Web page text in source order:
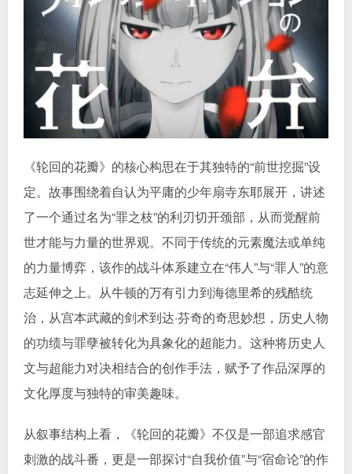
《轮回的花瓣》的核心构思在于其独特的“前世挖掘”设
定。故事围绕着自认为平庸的少年扇寺东耶展开，讲述
了一个通过名为“罪之枝”的利刃切开颈部，从而觉醒前
世才能与力量的世界观。不同于传统的元素魔法或单纯
的力量博弈，该作的战斗体系建立在“伟人”与“罪人”的意
志延伸之上。从牛顿的万有引力到海德里希的残酷统
治，从宫本武藏的剑术到达·芬奇的奇思妙想，历史人物
的功绩与罪孽被转化为具象化的超能力。这种将历史人
文与超能力对决相结合的创作手法，赋予了作品深厚的
文化厚度与独特的审美趣味。
从叙事结构上看，《轮回的花瓣》不仅是一部追求感官
刺激的战斗番，更是一部探讨“自我价值”与“宿命论”的作